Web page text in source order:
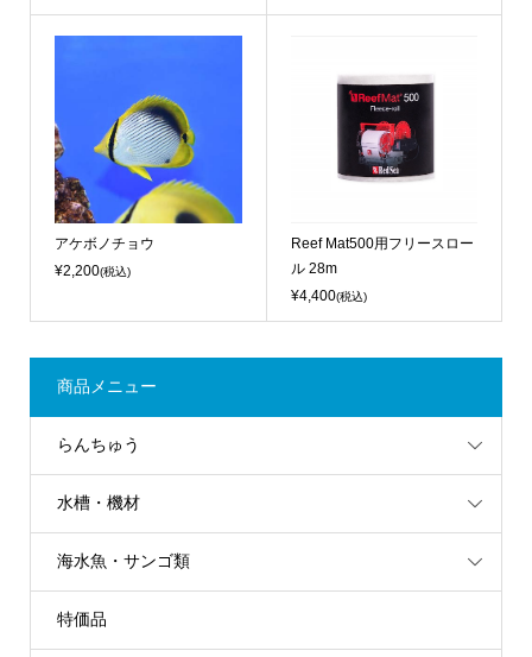
アケボノチョウ
¥2,200(税込)
Reef Mat500用フリースロー
ル 28m
¥4,400(税込)
商品メニュー
らんちゅう
水槽・機材
海水魚・サンゴ類
特価品